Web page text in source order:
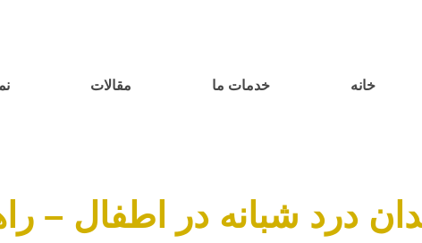
خانه خدمات ما مقالات
درد شبانه در اطفال –